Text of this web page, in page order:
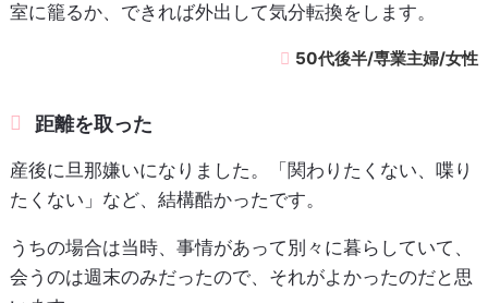
室に籠るか、できれば外出して気分転換をします。
50代後半/専業主婦/女性
距離を取った
産後に旦那嫌いになりました。「関わりたくない、喋り
たくない」など、結構酷かったです。
うちの場合は当時、事情があって別々に暮らしていて、
会うのは週末のみだったので、それがよかったのだと思